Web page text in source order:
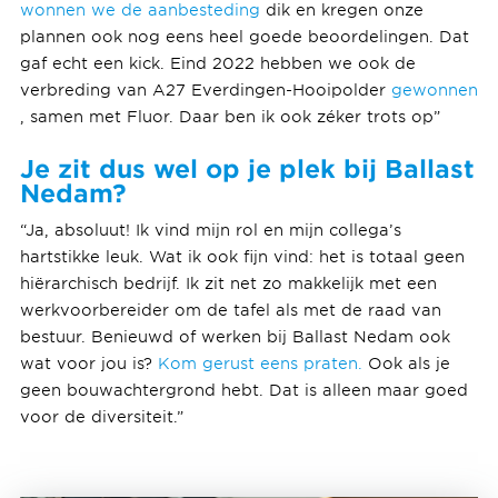
wonnen we de aanbesteding dik en kregen onze
plannen ook nog eens heel goede beoordelingen. Dat
gaf echt een kick. Eind 2022 hebben we ook de
verbreding van A27 Everdingen-Hooipolder gewonnen
, samen met Fluor. Daar ben ik ook zéker trots op”
Je zit dus wel op je plek bij Ballast
Nedam?
“Ja, absoluut! Ik vind mijn rol en mijn collega’s
hartstikke leuk. Wat ik ook fijn vind: het is totaal geen
hiërarchisch bedrijf. Ik zit net zo makkelijk met een
werkvoorbereider om de tafel als met de raad van
bestuur. Benieuwd of werken bij Ballast Nedam ook
wat voor jou is? Kom gerust eens praten.
Ook als je
geen bouwachtergrond hebt. Dat is alleen maar goed
voor de diversiteit.”